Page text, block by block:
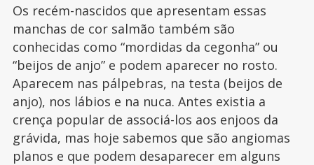
Os recém-nascidos que apresentam essas
manchas de cor salmão também são
conhecidas como “mordidas da cegonha” ou
“beijos de anjo” e podem aparecer no rosto.
Aparecem nas pálpebras, na testa (beijos de
anjo), nos lábios e na nuca. Antes existia a
crença popular de associá-los aos enjoos da
grávida, mas hoje sabemos que são angiomas
planos e que podem desaparecer em alguns